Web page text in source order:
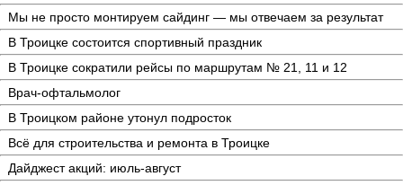
Мы не просто монтируем сайдинг — мы отвечаем за результат
В Троицке состоится спортивный праздник
В Троицке сократили рейсы по маршрутам № 21, 11 и 12
Врач-офтальмолог
В Троицком районе утонул подросток
Всё для строительства и ремонта в Троицке
Дайджест акций: июль-август